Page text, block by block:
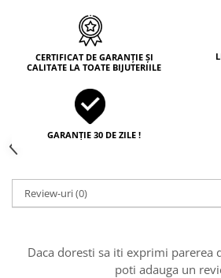
CERTIFICAT DE GARANȚIE ȘI
CALITATE LA TOATE BIJUTERIILE
GARANȚIE 30 DE ZILE !
Review-uri(0)
Daca doresti sa iti exprimi parerea
poti adauga un